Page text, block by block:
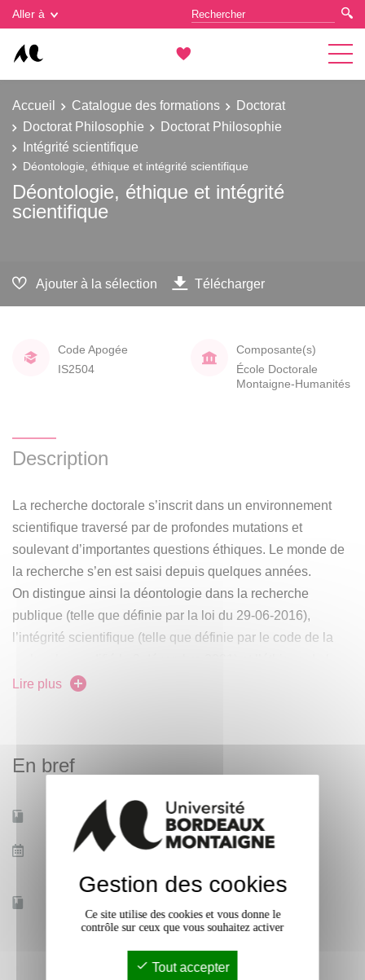
Aller à
Accueil Catalogue des formations
Doctorat
Doctorat Philosophie
Doctorat Philosophie
Intégrité scientifique
Déontologie, éthique et intégrité scientifique
Déontologie, éthique et intégrité
scientifique
Ajouter à la sélection Télécharger
Code Apogée
IS2504
Composante(s)
École Doctorale
Montaigne-Humanités
Description
La recherche doctorale s’inscrit dans un environnement
scientifique traversé par de profondes mutations et
soulevant d’importantes questions éthiques. Le monde de
la recherche s’en est saisi depuis quelques années.
On distingue ainsi la déontologie dans la recherche
publique (telle que définie par la loi du 29-06-2016),
l’intégrité scientifique (telle que définie par le code de la
recherche.
de procédures et de plans de formation, sous l’égide de
référent.e.s dont une partie des missions et de sensibiliser
Lire plus
En bref
Mobilité d'études Non
Date de début des
1 sept. 2024
Gestion des cookies
Gestion des cookies
Ce site utilise des cookies et vous donne le
contrôle sur ceux que vous souhaitez activer
Tout accepter